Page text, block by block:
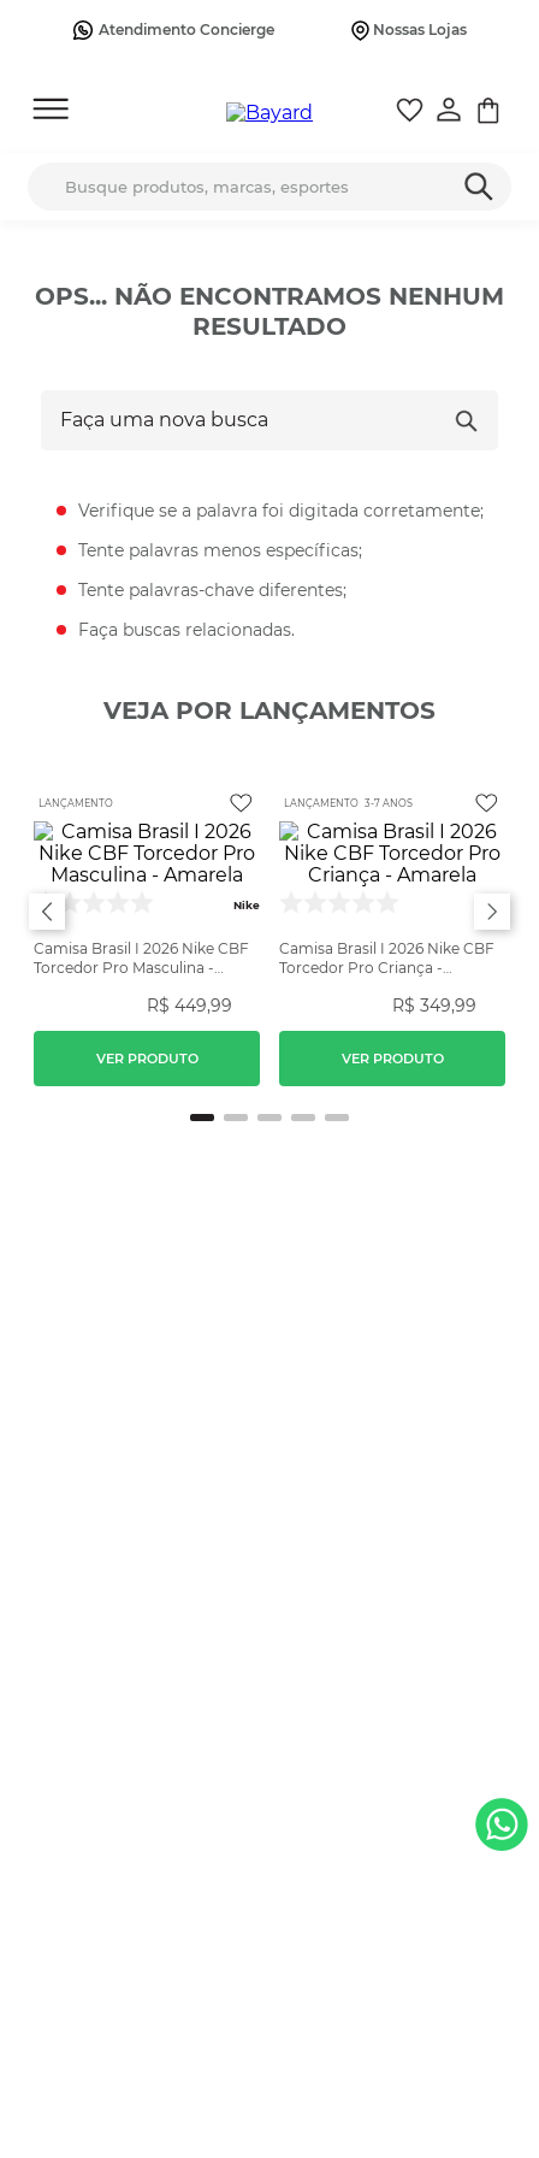
Atendimento Concierge Nossas Lojas
OPS... NÃO ENCONTRAMOS NENHUM
RESULTADO
Verifique se a palavra foi digitada corretamente;
Tente palavras menos específicas;
Tente palavras-chave diferentes;
Faça buscas relacionadas.
VEJA POR LANÇAMENTOS
LANÇAMENTO
Nike
Camisa Brasil I 2026 Nike CBF
Torcedor Pro Masculina -
R$ 449,99
VER PRODUTO
LANÇAMENTO 3-7 ANOS
Nike
Camisa Brasil I 2026 Nike CBF
Torcedor Pro Criança -
R$ 349,99
VER PRODUTO